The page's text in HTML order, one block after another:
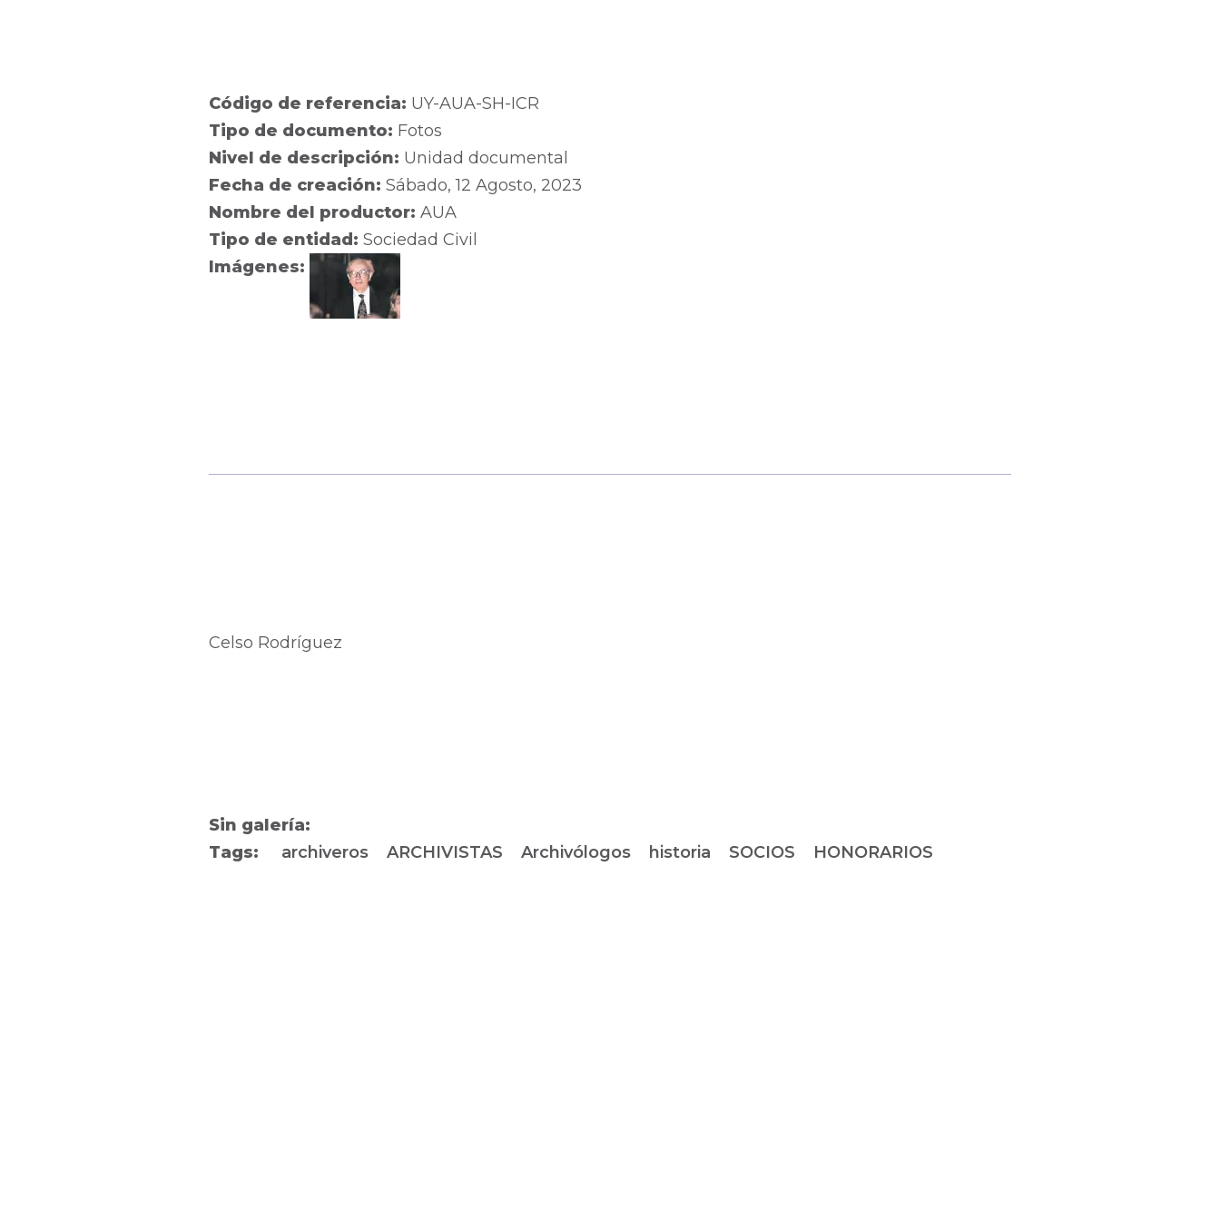
Código de referencia: UY-AUA-SH-ICR
Tipo de documento: Fotos
Nivel de descripción: Unidad documental
Fecha de creación: Sábado, 12 Agosto, 2023
Nombre del productor: AUA
Tipo de entidad: Sociedad Civil
Imágenes:
Celso Rodríguez
Sin galería:
Tags:
archiveros ARCHIVISTAS Archivólogos historia SOCIOS HONORARIOS